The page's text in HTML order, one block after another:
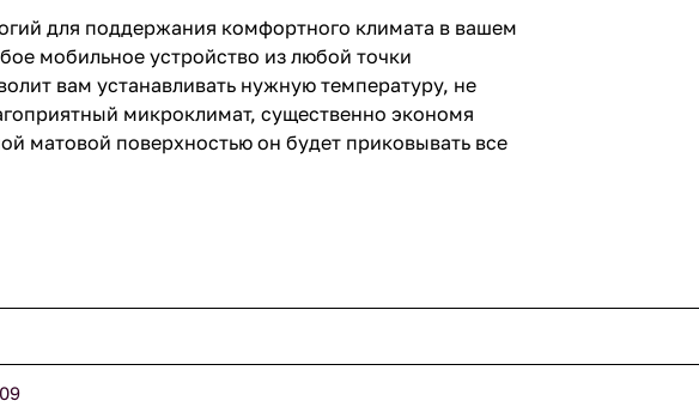
для поддержания комфортного климата в вашем
мобильное устройство из любой точки
вам устанавливать нужную температуру, не
микроклимат, существенно экономя
матовой поверхностью он будет приковывать все